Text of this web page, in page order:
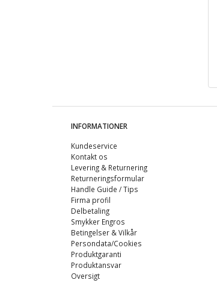
INFORMATIONER
Kundeservice
Kontakt os
Levering & Returnering
Returneringsformular
Handle Guide / Tips
Firma profil
Delbetaling
Smykker Engros
Betingelser & Vilkår
Persondata/Cookies
Produktgaranti
Produktansvar
Oversigt